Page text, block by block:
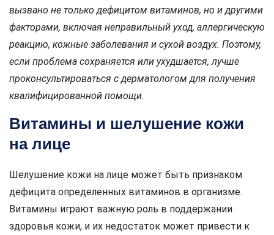
вызвано не только дефицитом витаминов, но и другими
факторами, включая неправильный уход, аллергическую
реакцию, кожные заболевания и сухой воздух. Поэтому,
если проблема сохраняется или ухудшается, лучше
проконсультироваться с дерматологом для получения
квалифицированной помощи.
Витамины и шелушение кожи
на лице
Шелушение кожи на лице может быть признаком
дефицита определенных витаминов в организме.
Витамины играют важную роль в поддержании
здоровья кожи, и их недостаток может привести к